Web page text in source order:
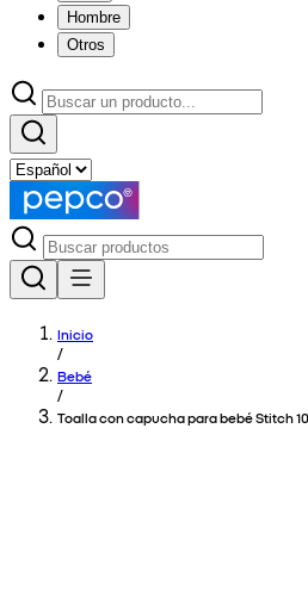
Hombre
Otros
Inicio
/
Bebé
/
Toalla con capucha para bebé Stitch